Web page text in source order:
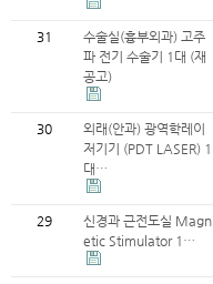
31
수술실(흉부외과) 고주
파 전기 수술기 1대 (재
공고)
30
외래(안과) 광역학레이
저기기 (PDT LASER) 1
대…
29
신경과 근전도실 Magn
etic Stimulator 1…